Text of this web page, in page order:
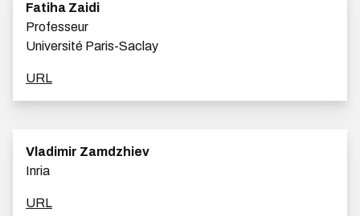
Fatiha Zaidi
Professeur
Université Paris-Saclay
URL
Vladimir Zamdzhiev
Inria
URL